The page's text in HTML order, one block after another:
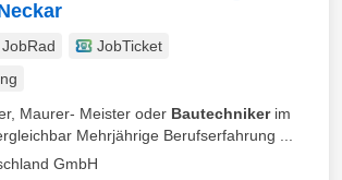
JobRad
JobTicket
Maurer- Meister oder Bautechnikerim
Mehrjährige Berufserfahrung ...
GmbH